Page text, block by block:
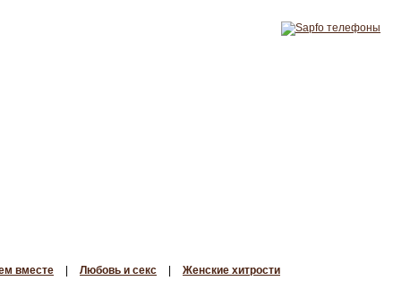
вместе Любовь и секс
Женские хитрости